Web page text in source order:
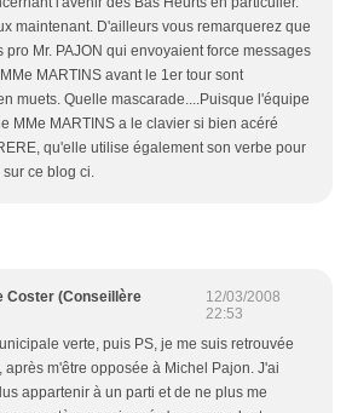
maintenant. D'ailleurs vous remarquerez que
pro Mr. PAJON qui envoyaient force messages
MARTINS avant le 1er tour sont
muets. Quelle mascarade....Puisque l'équipe
MMe MARTINS a le clavier si bien acéré
qu'elle utilise également son verbe pour
ce blog ci.
Coster (Conseillère
12/03/2008
22:53
verte, puis PS, je me suis retrouvée
après m'être opposée à Michel Pajon. J'ai
appartenir à un parti et de ne plus me